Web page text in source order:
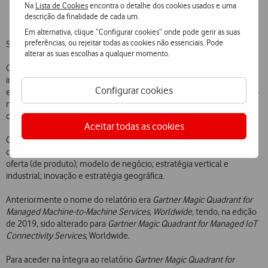
Na Lista de Cookiesencontra o detalhe dos cookies usados e uma
descrição da finalidade de cada um.
Em alternativa, clique “Configurar cookies” onde pode gerir as suas
preferências, ou rejeitar todas as cookies não essenciais. Pode
alterar as suas escolhas a qualquer momento.
Configurar cookies
Aceitar todas as cookies
Sobre o relatório:
Os critérios de avaliação da categoria “Capacidade de Execução”
incluem uma avaliação do produto ou serviço; viabilidade geral;
execução de vendas e preço; capacidade de resposta e desempenho
no mercado; execução de comercialização; apoio ao Cliente e
operações.
Os critérios da categoria “Abrangência de Visão” incluem a
compreensão do mercado; estratégia de marketing, de vendas e de
oferta (de produto); modelo de negócio; estratégia vertical e
industrial; inovação e estratégia geográfica.
Anteriormente o nome do relatório era Gartner Magic Quadrant for
Managed Machine-to-Machine Services, Worldwide,tendo, na edição
de 2019, sido alterado para Gartner Magic Quadrant for Managed IoT
Connectivity Services, Worldwide.
Para aceder na íntegra ao relatório Gartner Magic Quadrant for